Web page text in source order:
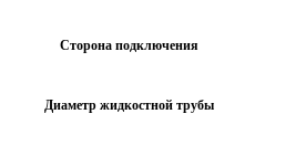
Сторона подключения
Диаметр жидкостной трубы